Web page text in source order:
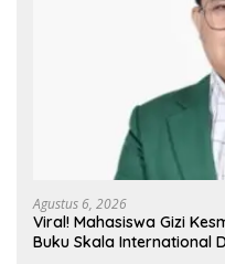
Agustus 6, 2026
Viral! Mahasiswa Gizi
Buku Skala International